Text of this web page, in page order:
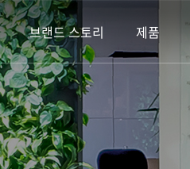
브랜드 스토리 제품